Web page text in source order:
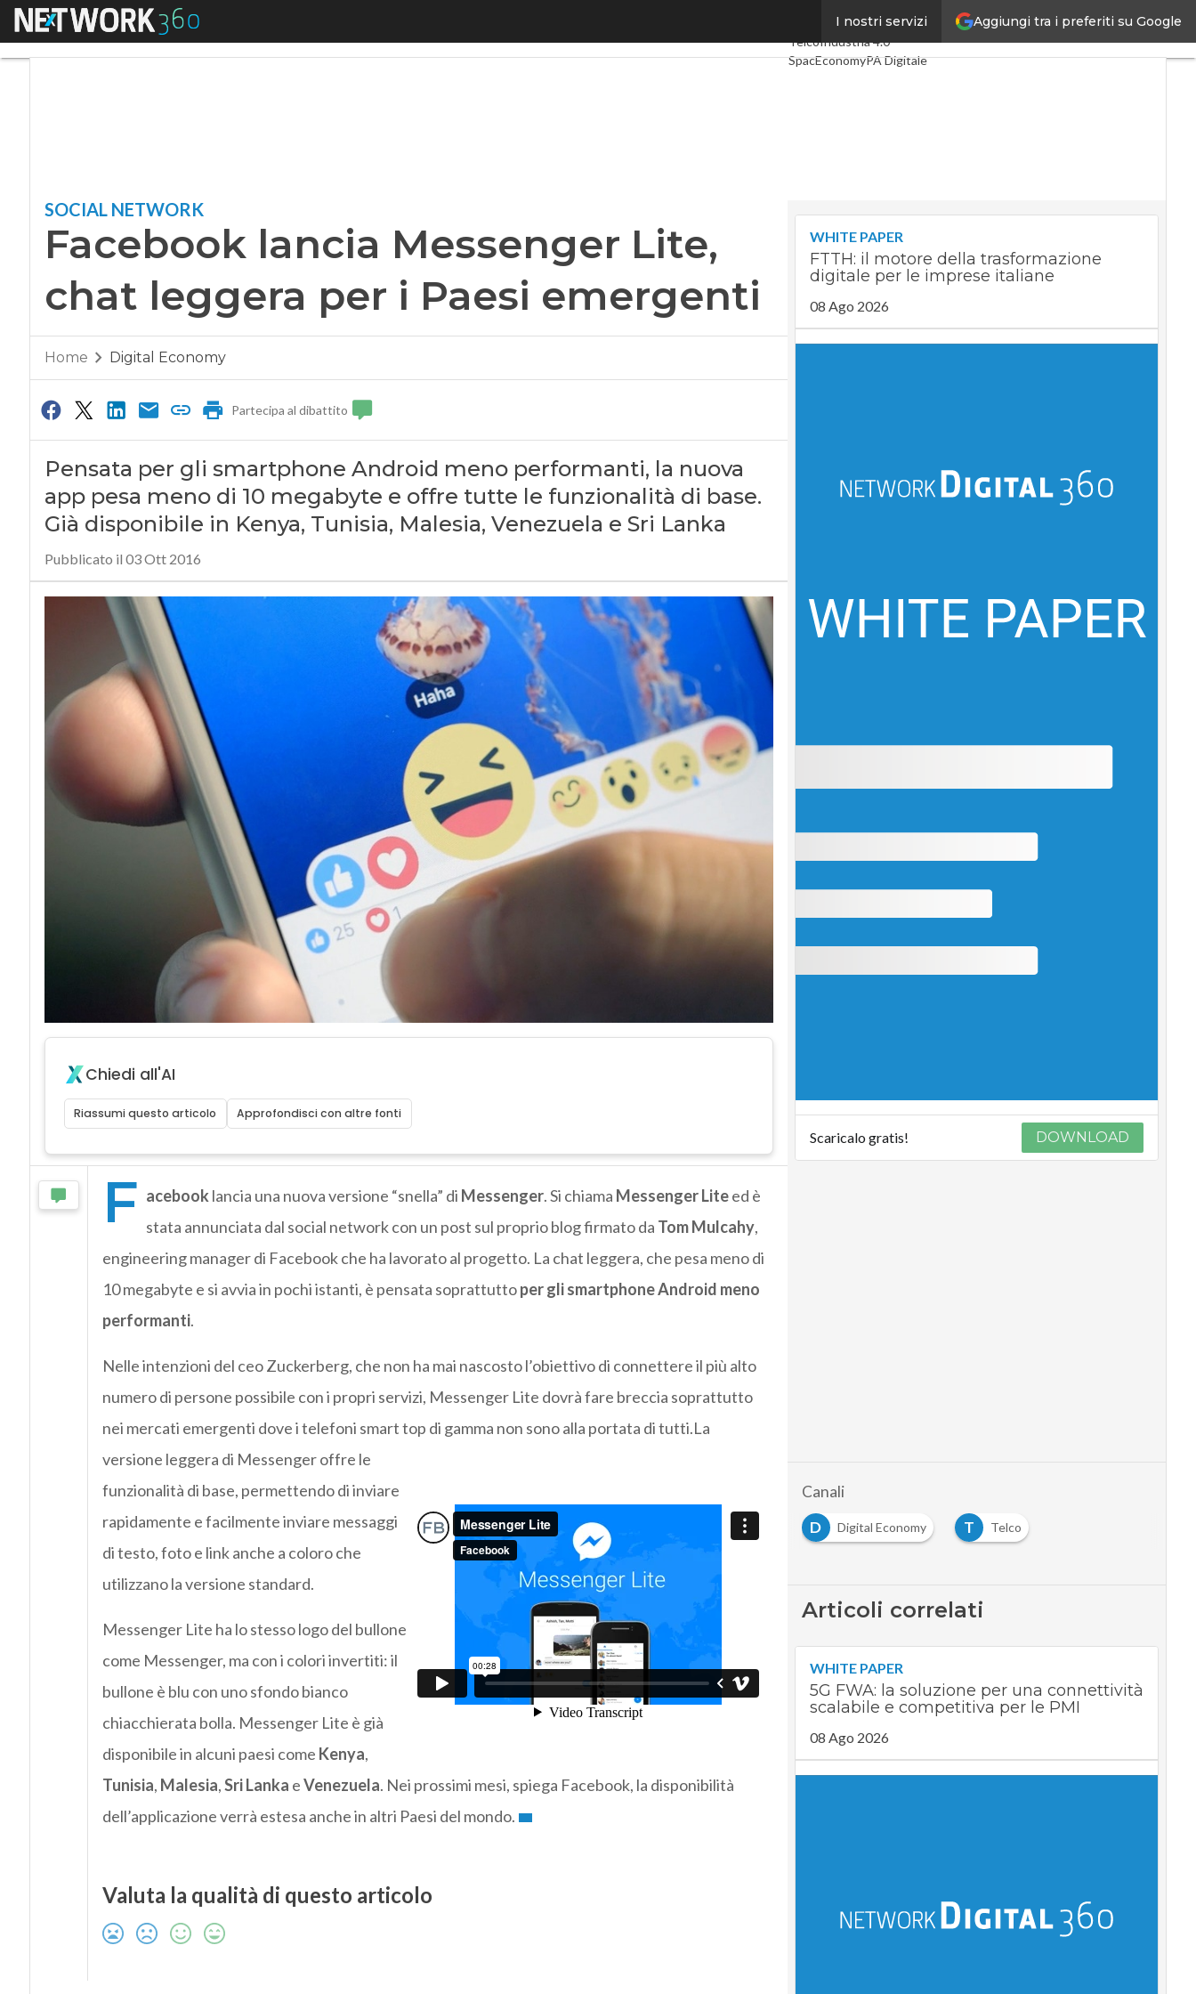
Aggiungi tra i preferiti su Google
I nostri servizi
Menu Ultimi articoliDigital Economy
TelcoIndustria 4.0
SpacEconomyPA Digitale
SOCIAL NETWORK
Facebook lancia Messenger Lite,
chat leggera per i Paesi emergenti
Home Digital Economy
Partecipa al dibattito
Pensata per gli smartphone Android meno performanti, la nuova
app pesa meno di 10 megabyte e offre tutte le funzionalità di base.
Già disponibile in Kenya, Tunisia, Malesia, Venezuela e Sri Lanka
Pubblicato il 03 Ott 2016
Chiedi all'AI
Riassumi questo articolo Approfondisci con altre fonti
F acebook lancia una nuova versione “snella” di Messenger. Si chiama Messenger Liteed è
stata annunciata dal social network con un post sul proprio blog firmato da Tom Mulcahy,
engineering manager di Facebook che ha lavorato al progetto. La chat leggera, che pesa meno di
10 megabyte e si avvia in pochi istanti, è pensata soprattuttoper gli smartphone Android meno
performanti.
Nelle intenzioni del ceo Zuckerberg, che non ha mai nascosto l’obiettivo di connettere il più alto
numero di persone possibile con i propri servizi, Messenger Lite dovrà fare breccia soprattutto
nei mercati emergenti dove i telefoni smart top di gamma non sono alla portata di tutti.La
versione leggera di Messenger offre le
funzionalità di base, permettendo di inviare
rapidamente e facilmente inviare messaggi
di testo, foto e link anche a coloro che
utilizzano la versione standard.
Messenger Lite ha lo stesso logo del bullone
come Messenger, ma con i colori invertiti: il
bullone è blu con uno sfondo bianco
chiacchierata bolla. Messenger Lite è già
disponibile in alcuni paesi come Kenya,
Tunisia, Malesia,Sri Lanka eVenezuela. Nei prossimi mesi, spiega Facebook, la disponibilità
dell’applicazione verrà estesa anche in altri Paesi del mondo.
Valuta la qualità di questo articolo
WHITE PAPER
FTTH: il motore della trasformazione
digitale per le imprese italiane
08 Ago 2026
Scaricalo gratis! DOWNLOAD
Canali
D
Digital Economy T Telco
Articoli correlati
WHITE PAPER
5G FWA: la soluzione per una connettività
scalabile e competitiva per le PMI
08 Ago 2026